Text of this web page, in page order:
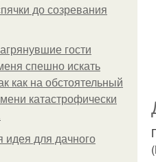
до созревания
гости
спешно искать
как на обстоятельный
катастрофически
идея для дачного